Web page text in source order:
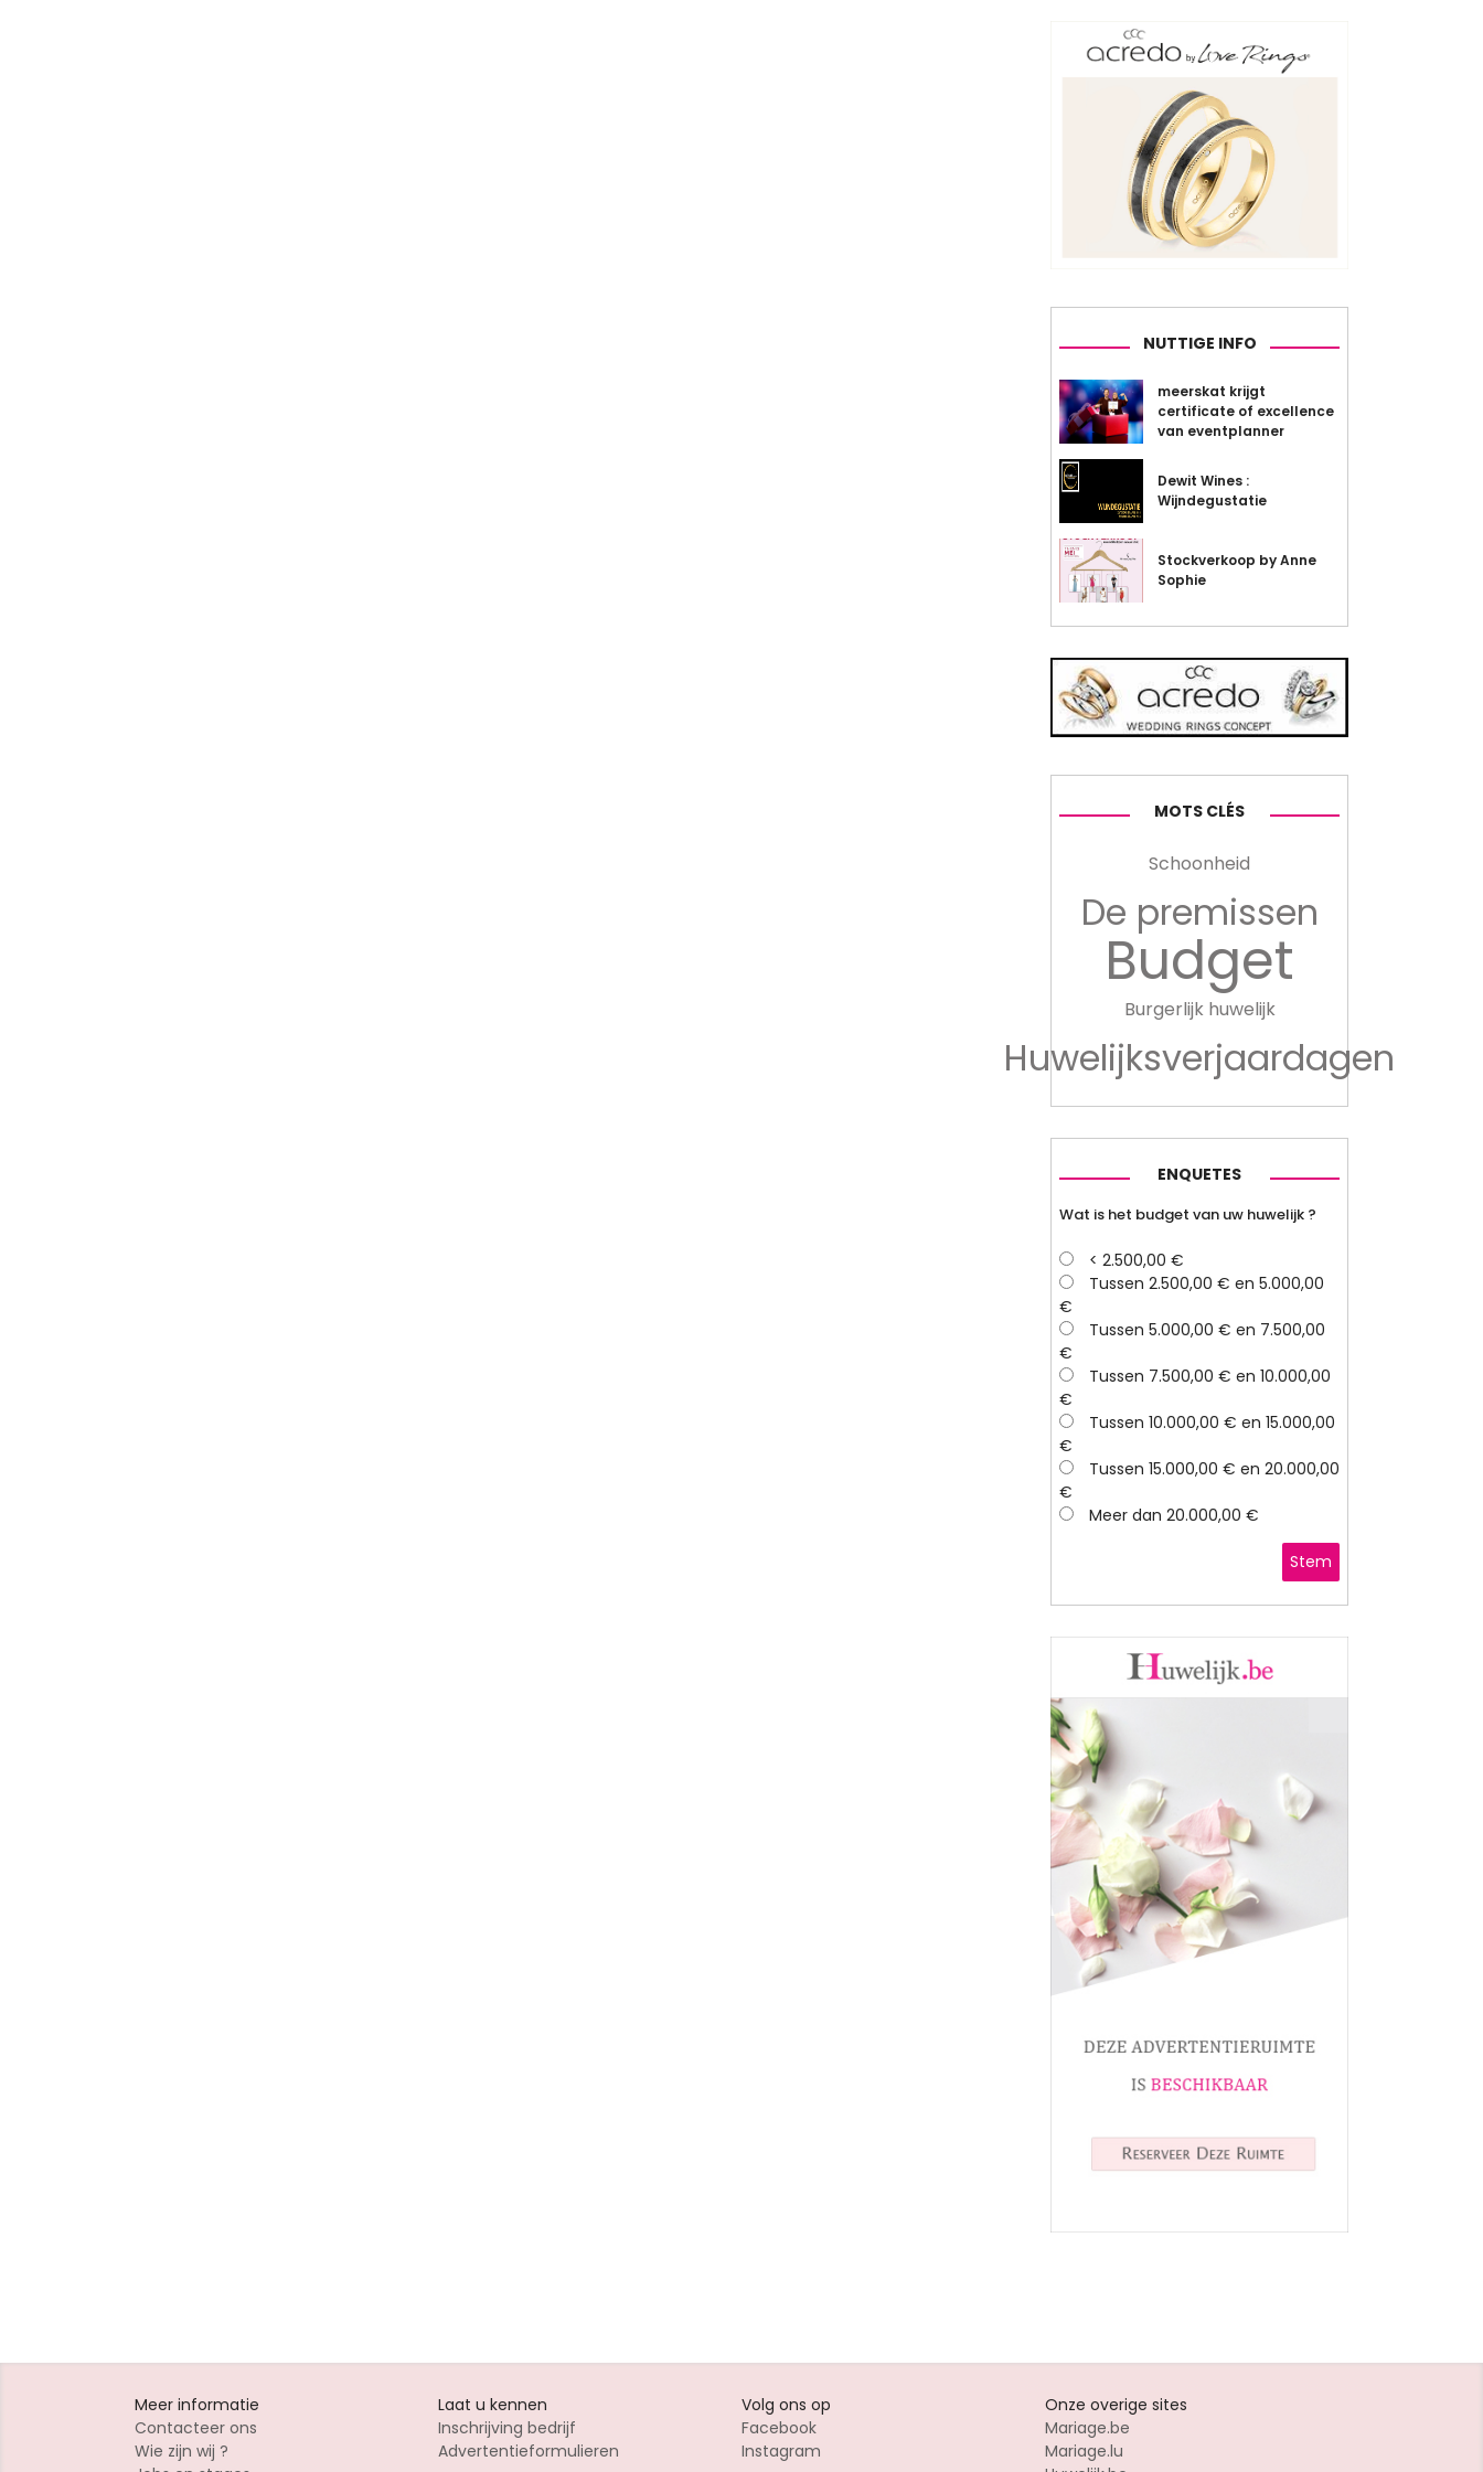
NUTTIGE INFO
meerskat krijgt
certificate of excellence
van eventplanner
Dewit Wines :
Wijndegustatie
Stockverkoop by Anne
Sophie
MOTS CLÉS
Schoonheid
De premissen
Budget
Burgerlijk huwelijk
Huwelijksverjaardagen
ENQUETES
Wat is het budget van uw huwelijk ?
< 2.500,00 €
Tussen 2.500,00 € en 5.000,00
€
Tussen 5.000,00 € en 7.500,00
€
Tussen 7.500,00 € en 10.000,00
€
Tussen 10.000,00 € en 15.000,00
€
Tussen 15.000,00 € en 20.000,00
€
Meer dan 20.000,00 €
Stem
Meer informatie
Contacteer ons
Wie zijn wij ?
Laat u kennen
Inschrijving bedrijf
Advertentieformulieren
Volg ons op
Facebook
Instagram
Onze overige sites
Mariage.be
Mariage.lu